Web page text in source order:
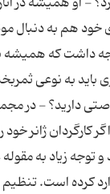
خود هم به دنبال
داشت كه
باید به نوعی
دارید؟ - در
كارگردان ژانر
زیاد به مقوله
كرده است.